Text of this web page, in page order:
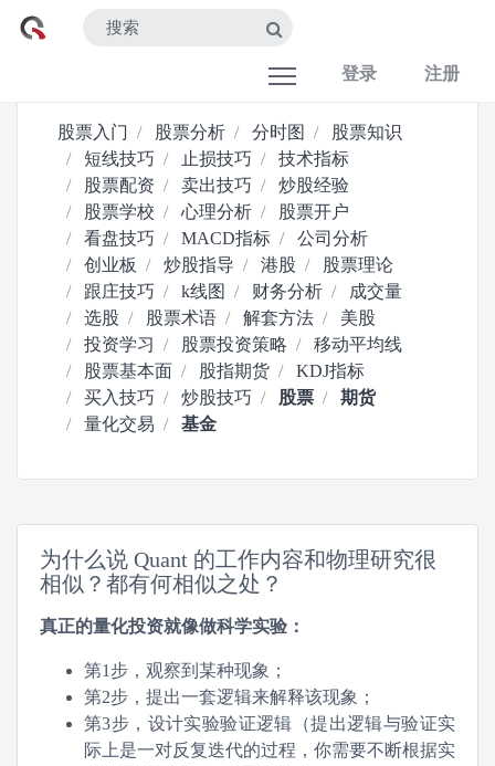
登录 注册
股票入门 股票分析 分时图
股票知识
短线技巧
止损技巧
技术指标
股票配资
卖出技巧
炒股经验
股票学校
心理分析
股票开户
看盘技巧
MACD指标
公司分析
创业板
炒股指导 港股
股票理论
跟庄技巧
k线图 财务分析
成交量
选股
股票术语 解套方法
美股
投资学习
股票投资策略
移动平均线
股票基本面
股指期货
KDJ指标
买入技巧
炒股技巧 股票
期货
量化交易
基金
为什么说 Quant 的工作内容和物理研究很
相似？都有何相似之处？
真正的量化投资就像做科学实验：
第1步，观察到某种现象；
第2步，提出一套逻辑来解释该现象；
第3步，设计实验验证逻辑（提出逻辑与验证实
际上是一对反复迭代的过程，你需要不断根据实